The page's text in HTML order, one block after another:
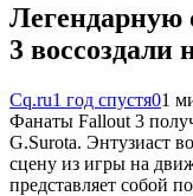
Легендарную
3 воссоздали
Cq.ru1 год спустя01
Фанаты Fallout 3
G.Surota. Энтузиаст
сцену из игры на
представляет собой